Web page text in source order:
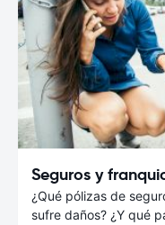
Seguros y
¿Qué pólizas de
sufre daños? ¿Y qué